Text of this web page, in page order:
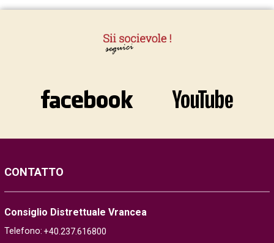
CONTATTO
Consiglio Distrettuale Vrancea
Telefono: +40.237.616800